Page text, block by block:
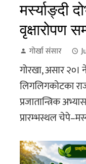
मर्स्याङ्दी
वृक्षारोपण
गोर्खा संसार
गोरखा, असार
लिगलिगकोटका
प्रजातान्त्रिक
प्रारम्भस्थल